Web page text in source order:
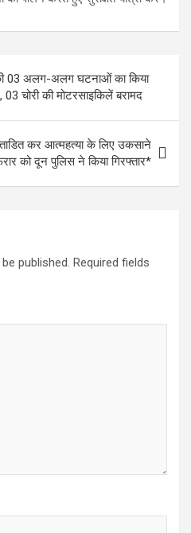
03 अलग-अलग घटनाओं का किया
चोरी की मोटरसाइकिलें बरामद
कर आत्महत्या के लिए उकसाने
को दून पुलिस ने किया गिरफ्तार*
published. Required fields